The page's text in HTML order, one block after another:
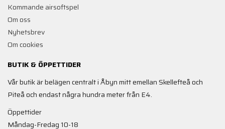
Kommande airsoftspel
Om oss
Nyhetsbrev
Om cookies
BUTIK & ÖPPETTIDER
Vår butik är belägen centralt i Åbyn mitt emellan Skellefteå och
Piteå och endast några hundra meter från E4.
Öppettider
Måndag-Fredag 10-18